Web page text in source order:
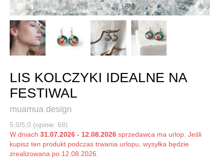
LIS KOLCZYKI IDEALNE NA
FESTIWAL
muamua design
5,0/5,0 (opinie: 68)
W dniach 31.07.2026 - 12.08.2026 sprzedawca ma urlop. Jeśli
kupisz ten produkt podczas trwania urlopu, wysyłka będzie
zrealizowana po 12.08.2026.